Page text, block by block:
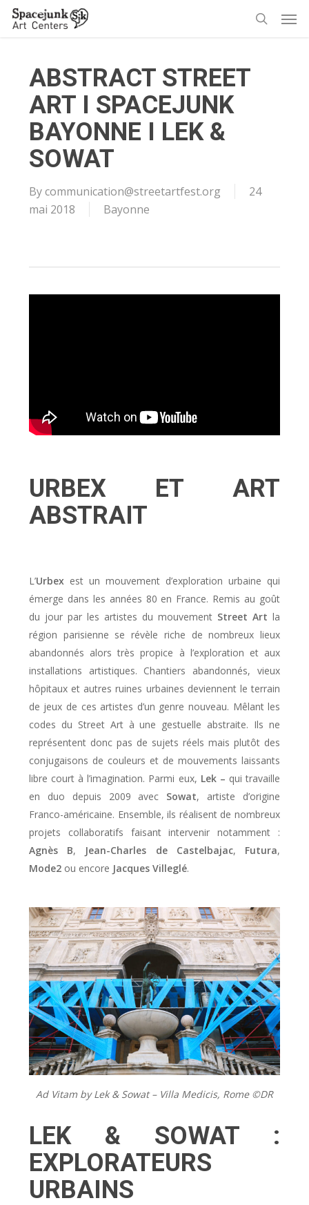
Skip
ABSTRACT STREET
ART I SPACEJUNK
BAYONNE I LEK &
SOWAT
Bycommunication@streetartfest.org
24
mai 2018
Bayonne
URBEX ET ART
ABSTRAIT
L’Urbexest un mouvement d’exploration urbaine qui
émerge dans les années 80 en France. Remis au goût
du jour par les artistes du mouvement Street Art la
région parisienne se révèle riche de nombreux lieux
abandonnés alors très propice à l’exploration et aux
installations artistiques. Chantiers abandonnés, vieux
hôpitaux et autres ruines urbaines deviennent le terrain
de jeux de ces artistes d’un genre nouveau. Mêlant les
codes du Street Art à une gestuelle abstraite. Ils ne
représentent donc pas de sujets réels mais plutôt des
conjugaisons de couleurs et de mouvements laissants
libre court à l’imagination. Parmi eux, Lek – qui travaille
en duo depuis 2009 avec Sowat, artiste d’origine
Franco-américaine. Ensemble, ils réalisent de nombreux
projets collaboratifs faisant intervenir notamment :
Agnès B, Jean-Charles de Castelbajac, Futura,
Mode2ou encore Jacques Villeglé.
Ad Vitam by Lek & Sowat – Villa Medicis, Rome ©️DR
LEK & SOWAT :
EXPLORATEURS
URBAINS